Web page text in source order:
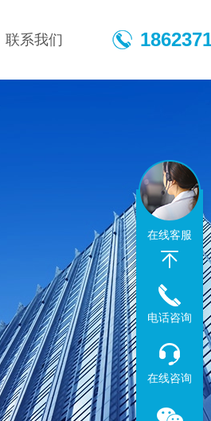
联系我们
在线客服
电话咨询
在线咨询